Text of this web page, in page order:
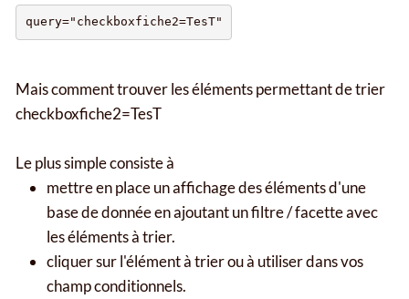
Mais comment trouver les éléments permettant de trier
checkboxfiche2=TesT
Le plus simple consiste à
mettre en place un affichage des éléments d'une
base de donnée en ajoutant un filtre / facette avec
les éléments à trier.
cliquer sur l'élément à trier ou à utiliser dans vos
champ conditionnels.